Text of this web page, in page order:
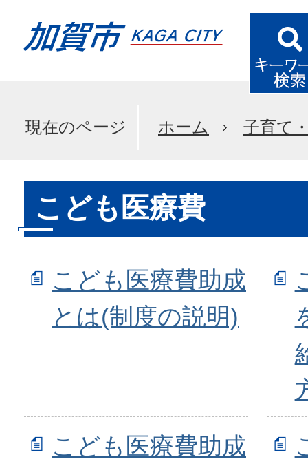
現在のページ ホーム 子育て
こども医療費
こども医療費助成
とは(制度の説明)
こども医療費助成